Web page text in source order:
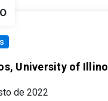
University of
de 2022